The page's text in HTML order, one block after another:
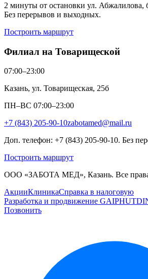
2 минуты от остановки ул. Абжалилова,
Без перерывов и выходных.
Построить маршрут
Филиал на Товарищеской
07:00–23:00
Казань, ул. Товарищеская, 25б
ПН–ВС 07:00–23:00
+7 (843) 205-90-10zabotamed@mail.ru
Доп. телефон: +7 (843) 205-90-10. Без
Построить маршрут
ООО «ЗАБОТА МЕД», Казань. Все
АкцииКлиникаСправка в налоговую
Разработка и продвижение
Позвонить